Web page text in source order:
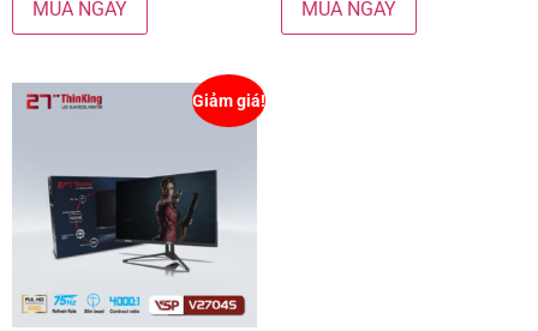
MUA NGAY
MUA NGAY
Giảm giá!